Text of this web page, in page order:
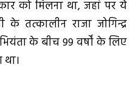
को मिलना था, जहां पर ये
के तत्कालीन राजा जोगिन्द्र
के बीच 99 वर्षों के लिए